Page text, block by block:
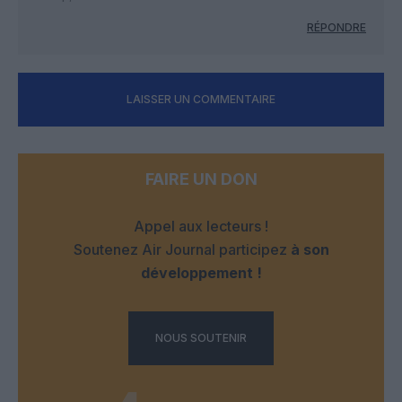
RÉPONDRE
LAISSER UN COMMENTAIRE
FAIRE UN DON
Appel aux lecteurs !
Soutenez Air Journal participez à son
développement !
NOUS SOUTENIR